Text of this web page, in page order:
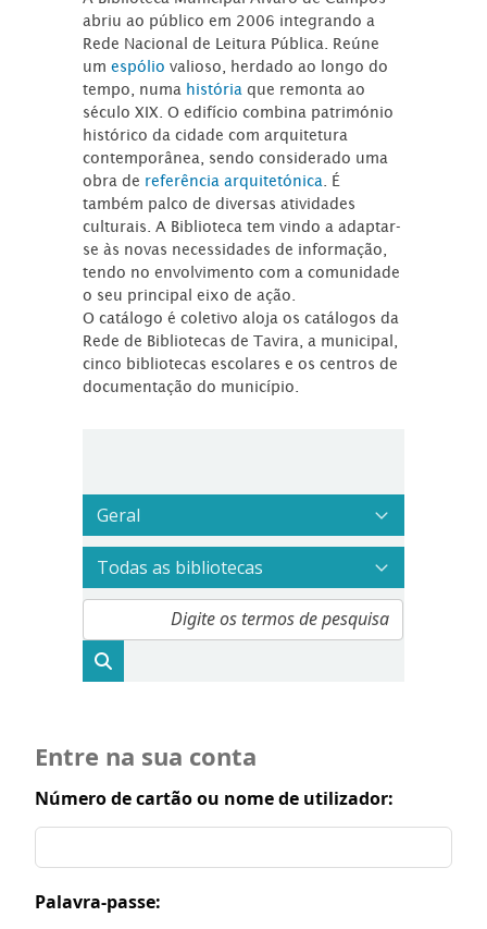
abriu ao público em 2006 integrando a
Rede Nacional de Leitura Pública. Reúne
umespóliovalioso, herdado ao longo do
tempo, numa história que remonta ao
século XIX. O edifício combina património
histórico da cidade com arquitetura
contemporânea, sendo considerado uma
obra de referência arquitetónica . É
também palco de diversas atividades
culturais. A Biblioteca tem vindo a adaptar-
se às novas necessidades de informação,
tendo no envolvimento com a comunidade
o seu principal eixo de ação.
O catálogo é coletivo aloja os catálogos da
Rede de Bibliotecas de Tavira, a municipal,
cinco bibliotecas escolares e os centros de
documentação do município.
Entre na sua conta
Número de cartão ou nome de utilizador:
Palavra-passe: